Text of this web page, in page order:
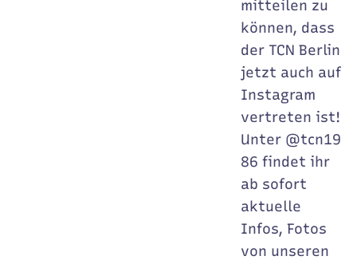
mitteilen zu
können, dass
der TCN Berlin
jetzt auch auf
Instagram
vertreten ist!
Unter @tcn19
86 findet ihr
ab sofort
aktuelle
Infos, Fotos
von unseren